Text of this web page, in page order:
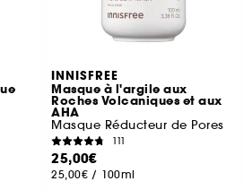
INNISFREE
Masque à l'argile aux
Roches Volcaniques et aux
AHA
Masque Réducteur de Pores
111
25,00€
25,00€ / 100ml